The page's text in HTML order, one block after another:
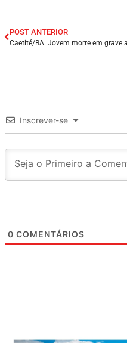
POST ANTERIOR
Inscrever-se
0 COMENTÁRIOS